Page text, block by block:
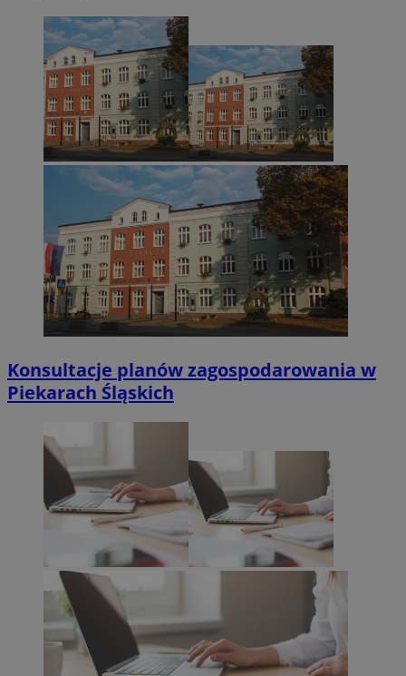
Konsultacje planów zagospodarowania w
Piekarach Śląskich